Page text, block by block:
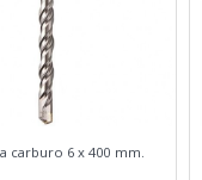
carburo 6 x 400 mm.